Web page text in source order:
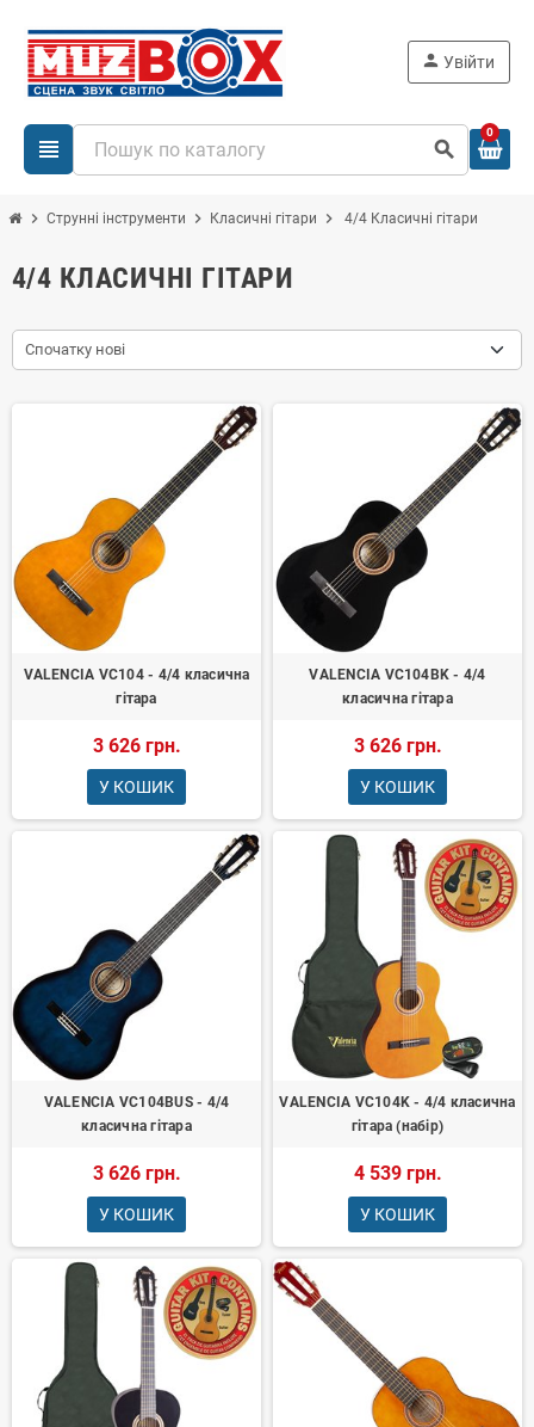
view_headline search
person Увійти
0
chevron_right Струнні інструменти chevron_right Класичні гітари chevron_right 4/4 Класичні гітари
4/4 КЛАСИЧНІ ГІТАРИ
Спочатку нові
VALENCIA VC104 - 4/4 класична
гітара
3 626 грн.
У КОШИК
VALENCIA VC104BK - 4/4
класична гітара
3 626 грн.
У КОШИК
VALENCIA VC104BUS - 4/4
класична гітара
3 626 грн.
У КОШИК
VALENCIA VC104K - 4/4 класична
гітара (набір)
4 539 грн.
У КОШИК